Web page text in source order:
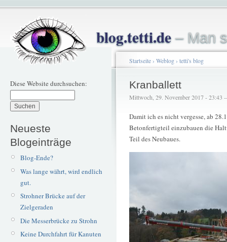
blog.tetti.de– Man
Diese Website durchsuchen:
Neueste
Blogeinträge
Blog-Ende?
Was lange währt, wird endlich
gut.
Strohner Brücke auf der
Zielgeraden
Die Messerbrücke zu Strohn
Keine Durchfahrt für Kanuten
Startseite› Weblog› tetti's blog
Kranballett
Mittwoch, 29. November 2017 - 23:43
Damit ich es nicht vergesse, ab
Betonfertigteil einzubauen die
Teil des Neubaues.